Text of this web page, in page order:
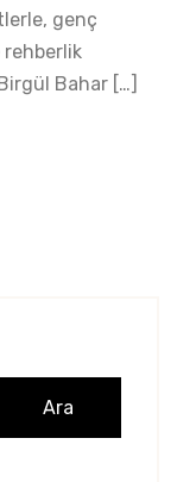
genç
rehberlik
Bahar […]
Ara